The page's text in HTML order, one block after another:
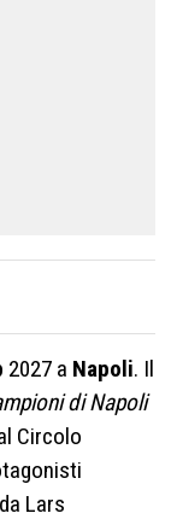
2027 a Napoli. Il
di Napoli
Circolo
Lars